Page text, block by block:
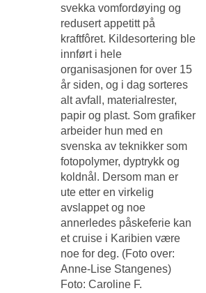
svekka vomfordøying og
redusert appetitt på
kraftfôret. Kildesortering ble
innført i hele
organisasjonen for over 15
år siden, og i dag sorteres
alt avfall, materialrester,
papir og plast. Som grafiker
arbeider hun med en
svenska av teknikker som
fotopolymer, dyptrykk og
koldnål. Dersom man er
ute etter en virkelig
avslappet og noe
annerledes påskeferie kan
et cruise i Karibien være
noe for deg. (Foto over:
Anne-Lise Stangenes)
Foto: Caroline F.